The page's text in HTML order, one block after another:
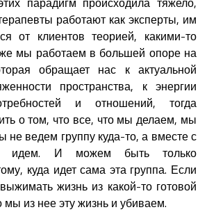
работают как эксперты, им
от клиентов теорией, какими-то
же мы работаем в большей опоре на
обращает нас к актуальной
пространства, к энергии
и отношений, тогда
о том, что все, что мы делаем, мы
ведем группу куда-то, а вместе с
идем. И можем быть только
куда идет сама эта группа. Если
жизнь из какой-то готовой
мы из нее эту жизнь и убиваем.